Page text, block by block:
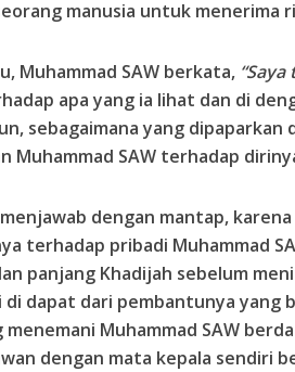
manusia untuk menerima
Muhammad SAW berkata,
apa yang ia lihat dan di
sebagaimana yang
Muhammad SAW terhadap
dengan mantap,
terhadap pribadi Muhammad
panjang Khadijah sebelum
di dapat dari pembantunya yang
menemani Muhammad SAW
dengan mata kepala sendiri